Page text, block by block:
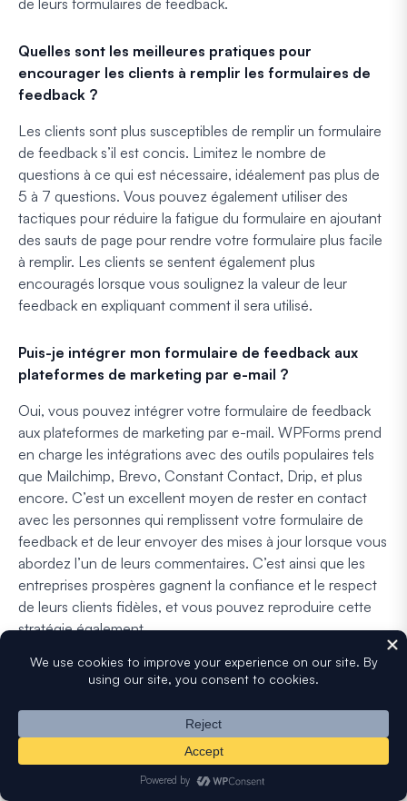
Quelles sont les meilleures pratiques pour
encourager les clients à remplir les formulaires de
feedback ?
Les clients sont plus susceptibles de remplir un formulaire
de feedback s’il est concis. Limitez le nombre de
questions à ce qui est nécessaire, idéalement pas plus de
5 à 7 questions. Vous pouvez également utiliser des
tactiques pour réduire la fatigue du formulaire en ajoutant
des sauts de page pour rendre votre formulaire plus facile
à remplir. Les clients se sentent également plus
encouragés lorsque vous soulignez la valeur de leur
feedback en expliquant comment il sera utilisé.
Puis-je intégrer mon formulaire de feedback aux
plateformes de marketing par e-mail ?
Oui, vous pouvez intégrer votre formulaire de feedback
aux plateformes de marketing par e-mail. WPForms prend
en charge les intégrations avec des outils populaires tels
que Mailchimp, Brevo, Constant Contact, Drip, et plus
encore. C’est un excellent moyen de rester en contact
avec les personnes qui remplissent votre formulaire de
feedback et de leur envoyer des mises à jour lorsque vous
abordez l’un de leurs commentaires. C’est ainsi que les
entreprises prospères gagnent la confiance et le respect
de leurs clients fidèles, et vous pouvez reproduire cette
stratégie également.
Comment puis-je analyser les données collectées à
L’analyse des données d’un formulaire de feedback est
très intuitive avec WPForms. Si vous utilisez le module
complémentaire Enquêtes et Sondages, vous pouvez